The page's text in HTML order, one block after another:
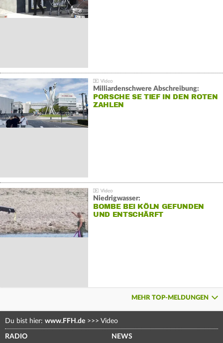
Milliardenschwere Abschreibung:
PORSCHE SE TIEF IN DEN ROTEN
ZAHLEN
Niedrigwasser:
BOMBE BEI KÖLN GEFUNDEN
UND ENTSCHÄRFT
MEHR TOP-MELDUNGEN
Du bist hier: www.FFH.de >>> Video
RADIO NEWS